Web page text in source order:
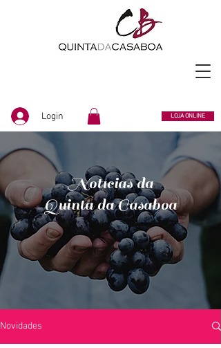
Login LOJA ONLINE
Notícias da
Quinta da Casaboa
Novidades